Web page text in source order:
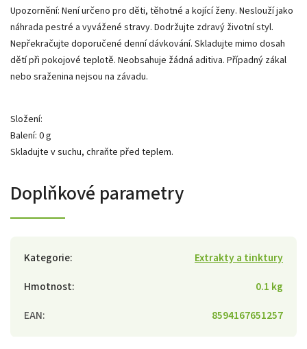
Upozornění: Není určeno pro děti, těhotné a kojící ženy. Neslouží jako
náhrada pestré a vyvážené stravy. Dodržujte zdravý životní styl.
Nepřekračujte doporučené denní dávkování. Skladujte mimo dosah
dětí při pokojové teplotě. Neobsahuje žádná aditiva. Případný zákal
nebo sraženina nejsou na závadu.
Složení:
Balení: 0 g
Skladujte v suchu, chraňte před teplem.
Doplňkové parametry
Kategorie:
Extrakty a tinktury
Hmotnost:
0.1 kg
EAN: 8594167651257